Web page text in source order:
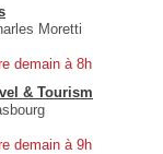
Moretti
demain à 8h
& Tourism
demain à 9h